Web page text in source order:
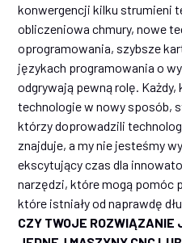
konwergencji kilku strumieni
obliczeniowa chmury, nowe
oprogramowania, szybsze
językach programowania o
odgrywają pewną rolę.
technologie w nowy sposób,
którzy doprowadzili
znajduje, a my nie jesteśmy
ekscytujący czas dla
narzędzi, które mogą pomóc
które istniały od naprawdę
CZY TWOJE ROZWIĄZANIE